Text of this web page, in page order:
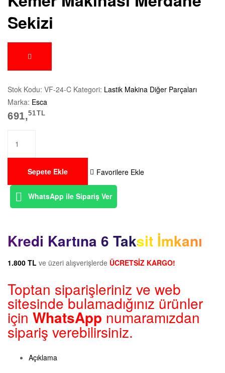
Sekizi
Stok Kodu: VF-24-C Kategori: Lastik Makina Diğer Parçaları
Marka: Esca
691,51TL
Sepete Ekle Favorilere Ekle
WhatsApp ile Sipariş Ver
Kredi Kartına 6 Taksit İmkanı
1.800 TL ve üzeri alışverişlerde ÜCRETSİZ KARGO!
Toptan siparişleriniz ve web
sitesinde bulamadığınız ürünler
için WhatsApp numaramızdan
sipariş verebilirsiniz.
Açıklama